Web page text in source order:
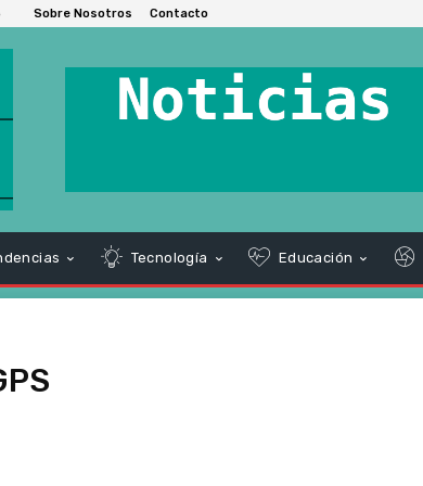
Sobre Nosotros Contacto
Tecnología Educación